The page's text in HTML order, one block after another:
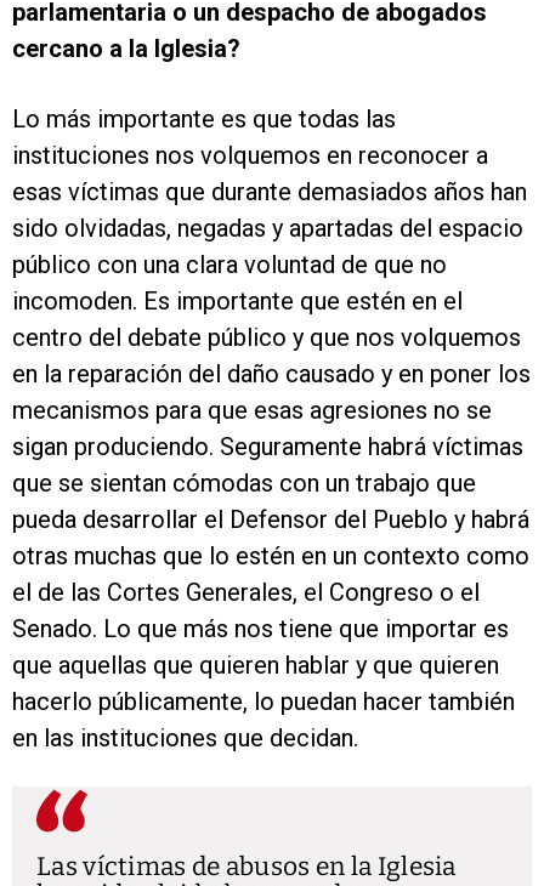
parlamentaria o un despacho de abogados
cercano a la Iglesia?
Lo más importante es que todas las
instituciones nos volquemos en reconocer a
esas víctimas que durante demasiados años han
sido olvidadas, negadas y apartadas del espacio
público con una clara voluntad de que no
incomoden. Es importante que estén en el
centro del debate público y que nos volquemos
en la reparación del daño causado y en poner los
mecanismos para que esas agresiones no se
sigan produciendo. Seguramente habrá víctimas
que se sientan cómodas con un trabajo que
pueda desarrollar el Defensor del Pueblo y habrá
otras muchas que lo estén en un contexto como
el de las Cortes Generales, el Congreso o el
Senado. Lo que más nos tiene que importar es
que aquellas que quieren hablar y que quieren
hacerlo públicamente, lo puedan hacer también
en las instituciones que decidan.
Las víctimas de abusos en la Iglesia